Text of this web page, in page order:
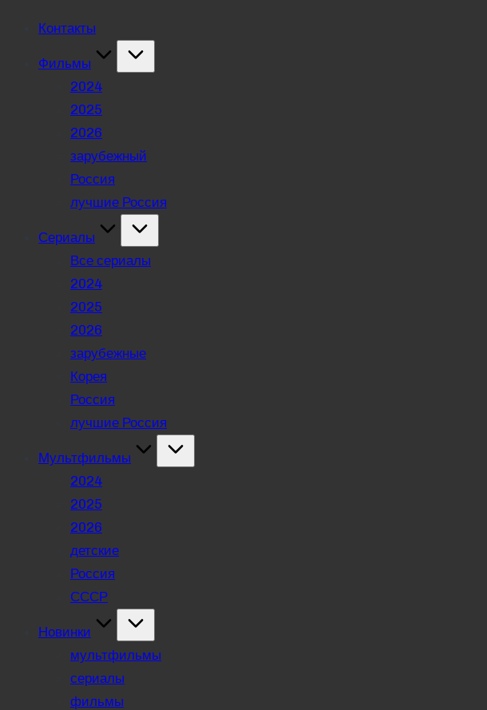
Контакты
Фильмы
2024
2025
2026
зарубежный
Россия
лучшие Россия
Сериалы
Все сериалы
2024
2025
2026
зарубежные
Корея
Россия
лучшие Россия
Мультфильмы
2024
2025
2026
детские
Россия
СССР
Новинки
мультфильмы
сериалы
фильмы